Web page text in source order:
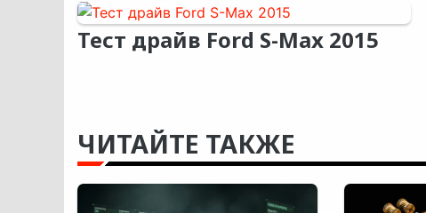
Тест драйв Ford S-Max 2015
ЧИТАЙТЕ ТАКЖЕ